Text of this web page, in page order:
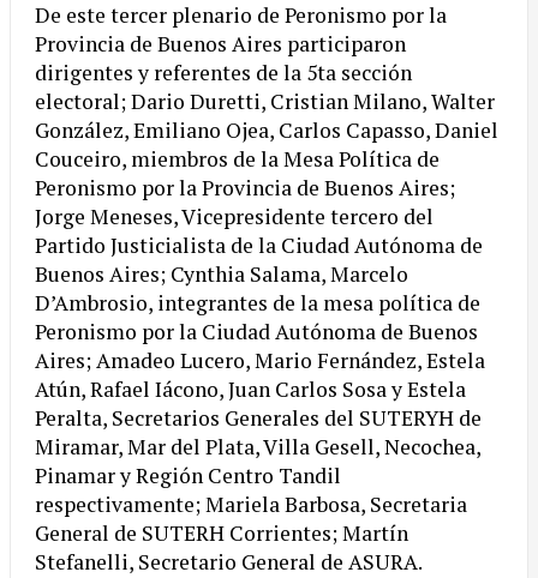
De este tercer plenario de Peronismo por la
Provincia de Buenos Aires participaron
dirigentes y referentes de la 5ta sección
electoral; Dario Duretti, Cristian Milano, Walter
González, Emiliano Ojea, Carlos Capasso, Daniel
Couceiro, miembros de la Mesa Política de
Peronismo por la Provincia de Buenos Aires;
Jorge Meneses, Vicepresidente tercero del
Partido Justicialista de la Ciudad Autónoma de
Buenos Aires; Cynthia Salama, Marcelo
D’Ambrosio, integrantes de la mesa política de
Peronismo por la Ciudad Autónoma de Buenos
Aires; Amadeo Lucero, Mario Fernández, Estela
Atún, Rafael Iácono, Juan Carlos Sosa y Estela
Peralta, Secretarios Generales del SUTERYH de
Miramar, Mar del Plata, Villa Gesell, Necochea,
Pinamar y Región Centro Tandil
respectivamente; Mariela Barbosa, Secretaria
General de SUTERH Corrientes; Martín
Stefanelli, Secretario General de ASURA.